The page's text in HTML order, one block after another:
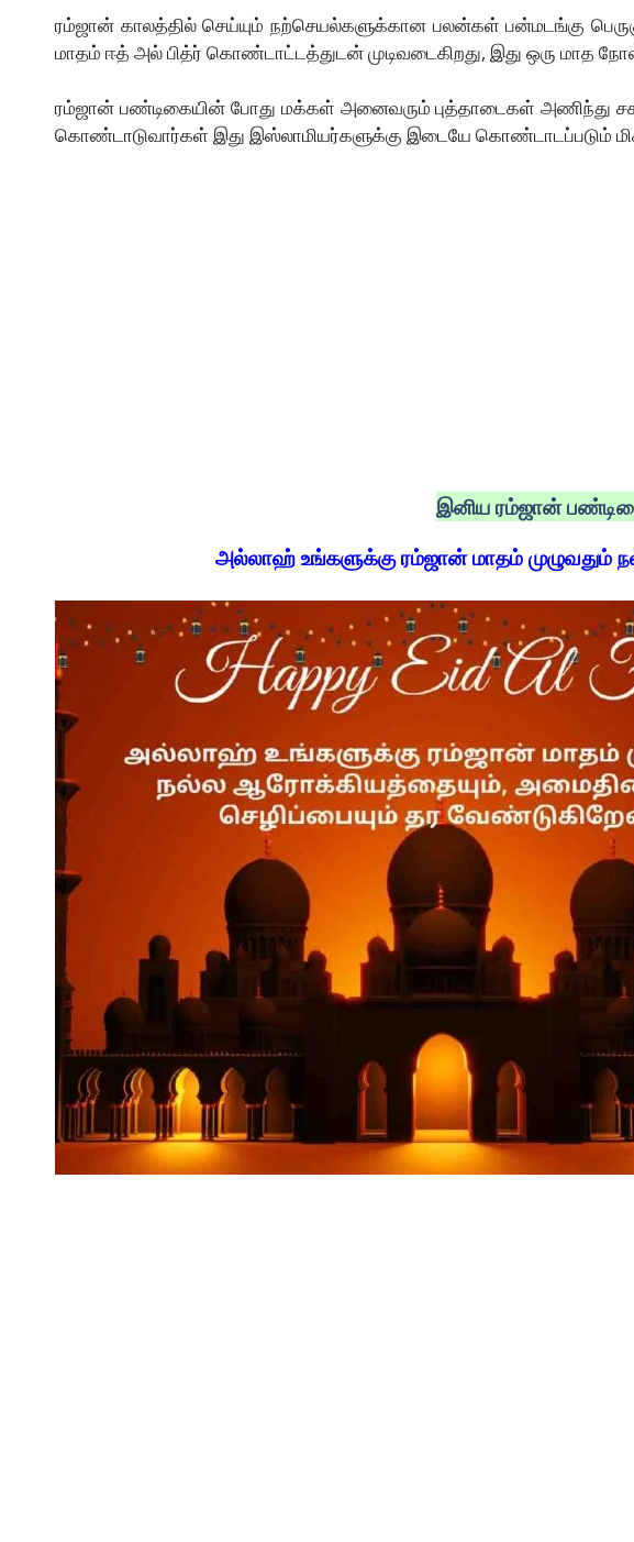
ரம்ஜான் காலத்தில் செய்யும் நற்செயல்களுக்கான பலன்கள் பன்மடங்கு
மாதம் ஈத் அல் பித்ர் கொண்டாட்டத்துடன் முடிவடைகிறது, இது ஒரு மாத
ரம்ஜான் பண்டிகையின் போது மக்கள் அனைவரும் புத்தாடைகள் அணிந்து
கொண்டாடுவார்கள் இது இஸ்லாமியர்களுக்கு இடையே கொண்டாடப்படும்
இனிய ரம்ஜான்
அல்லாஹ் உங்களுக்கு ரம்ஜான் மாதம் முழுவதும்